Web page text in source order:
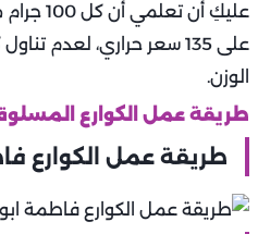
عليكِ أن
على 135 سعر حراري، لعدم
الوزن.
طريقة عمل الكوارع
طريقة عمل الكوارع